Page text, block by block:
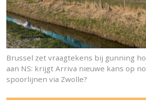
Brussel zet vraagtekens bij gunning
aan NS: krijgt Arriva nieuwe kans op
spoorlijnen via Zwolle?